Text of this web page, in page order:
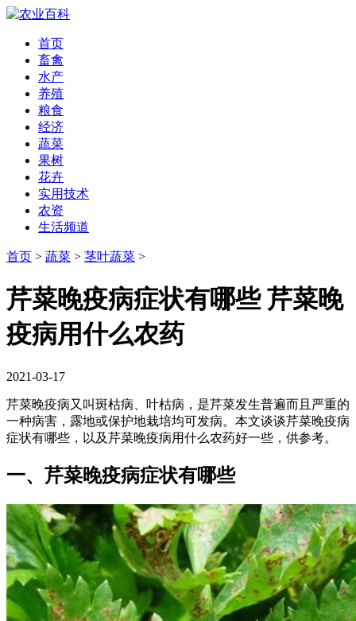
首页
畜禽
水产
养殖
粮食
经济
蔬菜
果树
花卉
实用技术
农资
生活频道
首页 > 蔬菜 > 茎叶蔬菜 >
芹菜晚疫病症状有哪些 芹菜晚
疫病用什么农药
2021-03-17
芹菜晚疫病又叫斑枯病、叶枯病，是芹菜发生普遍而且严重的
一种病害，露地或保护地栽培均可发病。本文谈谈芹菜晚疫病
症状有哪些，以及芹菜晚疫病用什么农药好一些，供参考。
一、芹菜晚疫病症状有哪些